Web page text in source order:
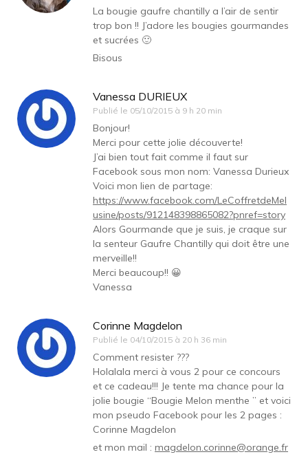
La bougie gaufre chantilly a l’air de sentir
trop bon !! J’adore les bougies gourmandes
et sucrées 🙂
Bisous
Vanessa DURIEUX
Publié le 05/10/2015 à 9 h 20 min
Bonjour!
Merci pour cette jolie découverte!
J’ai bien tout fait comme il faut sur
Facebook sous mon nom: Vanessa Durieux
Voici mon lien de partage:
https://www.facebook.com/LeCoffretdeMel
usine/posts/912148398865082?pnref=story
Alors Gourmande que je suis, je craque sur
la senteur Gaufre Chantilly qui doit être une
merveille!!
Merci beaucoup!! 😀
Vanessa
Corinne Magdelon
Publié le 04/10/2015 à 20 h 36 min
Comment resister ???
Holalala merci à vous 2 pour ce concours
et ce cadeau!!! Je tente ma chance pour la
jolie bougie “Bougie Melon menthe ” et voici
mon pseudo Facebook pour les 2 pages :
Corinne Magdelon
et mon mail : magdelon.corinne@orange.fr